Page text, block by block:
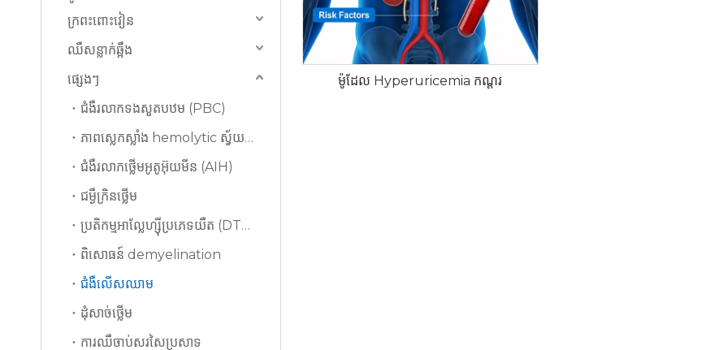
ក្រពះពោះវៀន
ឈឺសន្លាក់ឆ្អឹង
ផ្សេងៗ
ជំងឺរលាកទងសួតបឋម (PBC)
ភាពស្លេកស្លាំង hemolytic ស្វ័យប្រវត្តិ (AIHA)
ជំងឺរលាកថ្លើមអូតូអ៊ុយមីន (AIH)
ជម្ងឺក្រិនថ្លើម
ប្រតិកម្មអាល្លែហ្ស៊ីប្រភេទយឺត (DTH)
ពិសោធន៍ demyelination
ជំងឺលើសឈាម
ដុំសាច់ថ្លើម
ការឈឺចាប់សរសៃប្រសាទ
ម៉ូដែល Hyperuricemia កណ្តុរ